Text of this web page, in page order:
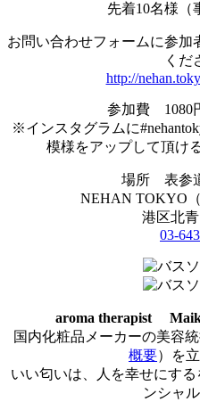
先着10名様（
お問い合わせフォームに参加
くだ
http://
参加費 1080
※インスタグラムに
模様をアップして頂け
場所 表参
NEHAN TOKYO
港区北青
03-
aroma therapist
国内化粧品メーカーの美容
概要）を
いい匂いは、人を幸せにす
ンシャ